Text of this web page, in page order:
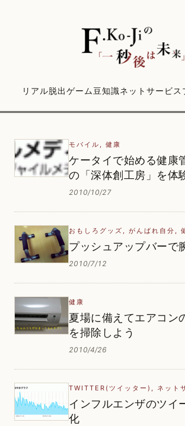
リアル脱出ゲーム豆知識ネットサービス
モバイル , 健康
ケータイで始める健康
の「深体創工房」を体
2010/10/27
おもしろグッズ , がんばれ自分 ,
プッシュアップバーで
2010/7/12
健康
夏場に備えてエアコン
を掃除しよう
2010/4/26
TWITTER(ツイッター) , ネット
インフルエンザのツイ
化